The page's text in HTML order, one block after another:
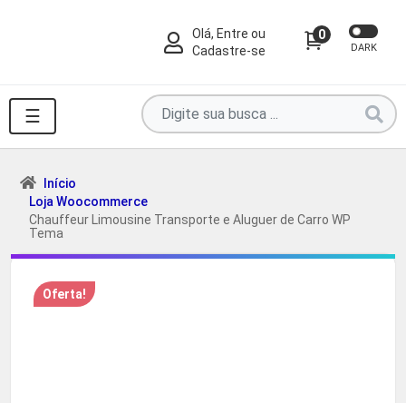
Olá, Entre ou
Cadastre-se
0
DARK
☰
Pesquise
por
produtos
...
Início
Loja Woocommerce
Chauffeur Limousine Transporte e Aluguer de Carro WP
Tema
Oferta!